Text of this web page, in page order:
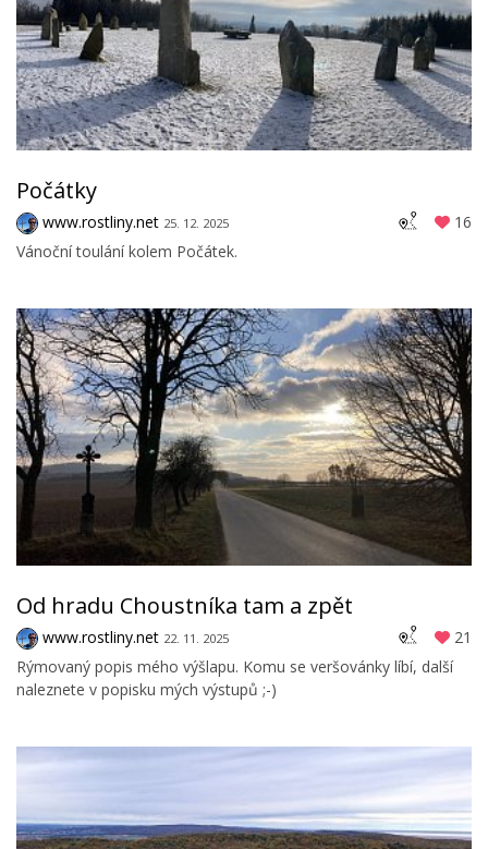
Počátky
www.rostliny.net 25. 12. 2025
16
Vánoční toulání kolem Počátek.
Od hradu Choustníka tam a zpět
www.rostliny.net 22. 11. 2025
21
Rýmovaný popis mého výšlapu. Komu se veršovánky líbí, další
naleznete v popisku mých výstupů ;-)